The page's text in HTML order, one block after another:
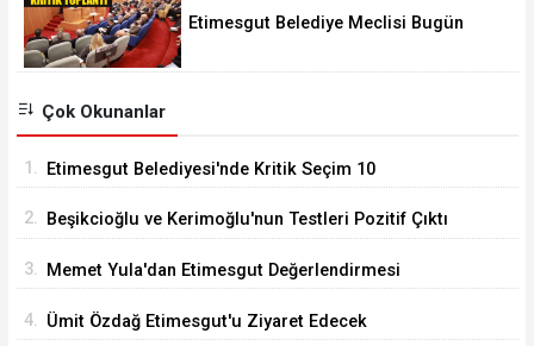
Etimesgut Belediye Meclisi Bugün
Çok Okunanlar
1. Etimesgut Belediyesi'nde Kritik Seçim 10
2. Beşikcioğlu ve Kerimoğlu'nun Testleri Pozitif Çıktı
3. Memet Yula'dan Etimesgut Değerlendirmesi
4. Ümit Özdağ Etimesgut'u Ziyaret Edecek